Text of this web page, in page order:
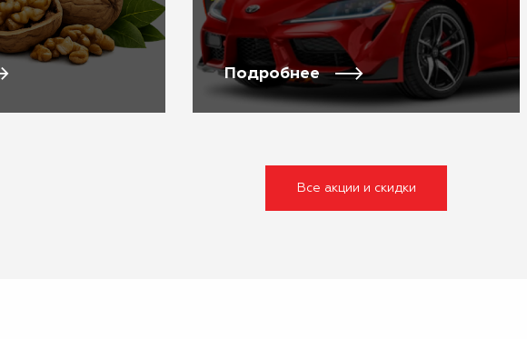
Подробнее
Все акции и скидки